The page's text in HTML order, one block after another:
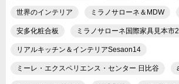
世界のインテリア ミラノサローネ＆MDW
安多化粧合板 ミラノサローネ国際家具見本市
リアルキッチン＆インテリアSesaon14
ミーレ・エクスペリエンス・センター 日比谷